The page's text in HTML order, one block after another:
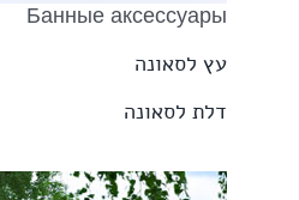
Банные аксессуары
עץ לסאונה
דלת לסאונה